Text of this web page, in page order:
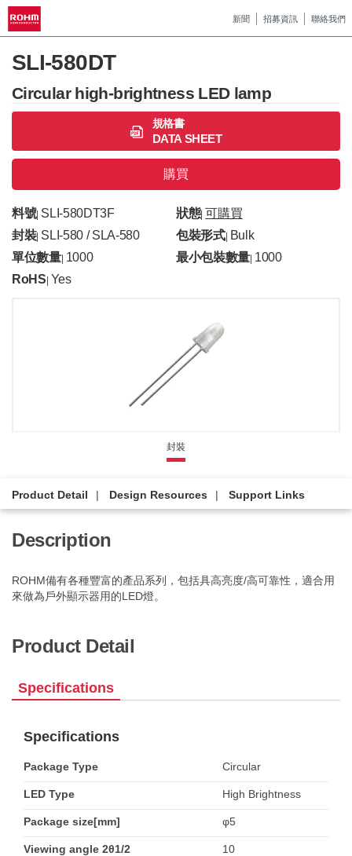
新聞 招募資訊 聯絡我們
SLI-580DT
Circular high-brightness LED lamp
規格書
DATA SHEET
購買
料號| SLI-580DT3F 狀態| 可購買
封裝| SLI-580 / SLA-580 包裝形式| Bulk
單位數量| 1000 最小包裝數量 1000
RoHS Yes
封裝
Product Detail Design Resources Support Links
Description
ROHM備有各種豐富的產品系列，包括具高亮度/高可靠性，適合用
來做為戶外顯示器用的LED燈。
Product Detail
Specifications
Specifications
Package Type Circular
LED Type High Brightness
Package size[mm] φ5
Viewing angle 2θ1/2 10